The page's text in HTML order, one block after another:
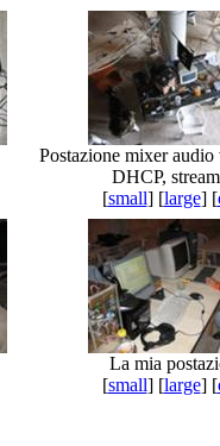
Postazione mixer audio
DHCP,
[small] [large] [
La mia
[small] [large] [